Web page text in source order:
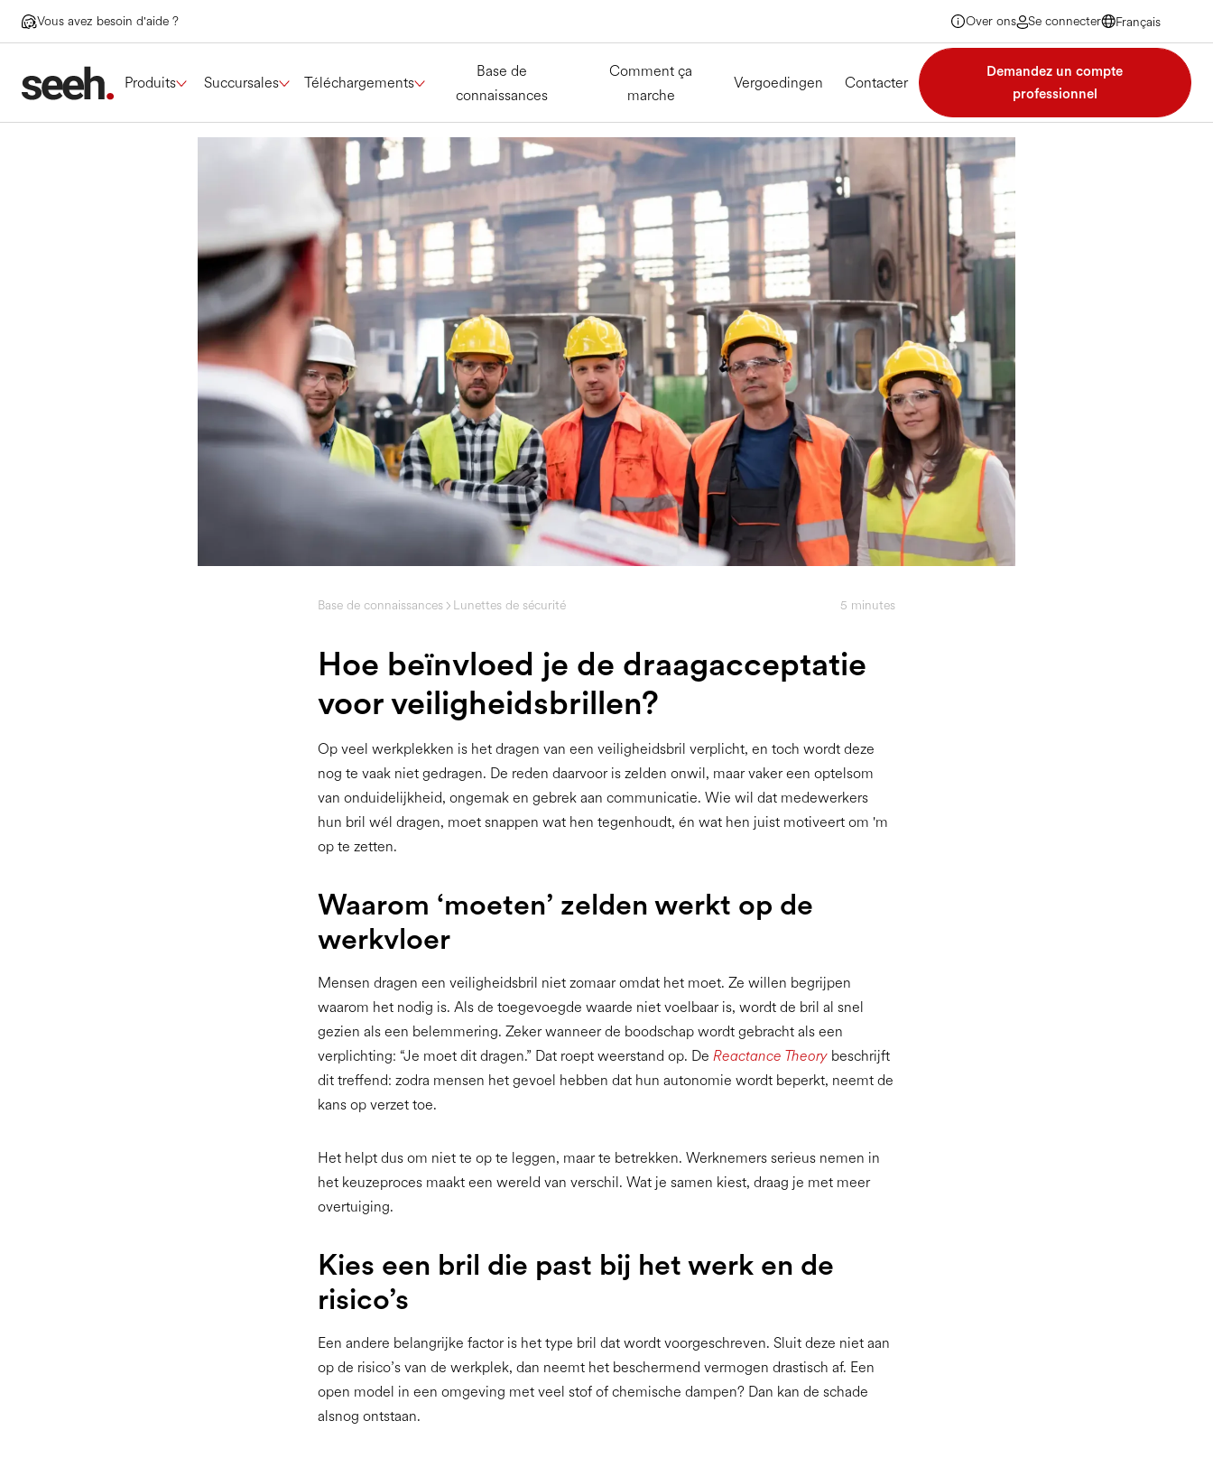
Vous avez besoin d'aide ? Over ons Se connecter
Français
Français
Français
Produits Succursales Téléchargements
Base de
connaissances
Comment ça
marche
Vergoedingen Contacter
Demandez un compte
professionnel
Base de connaissances Lunettes de sécurité 5 minutes
Hoe beïnvloed je de draagacceptatie
voor veiligheidsbrillen?
Op veel werkplekken is het dragen van een veiligheidsbril verplicht, en toch wordt deze
nog te vaak niet gedragen. De reden daarvoor is zelden onwil, maar vaker een optelsom
van onduidelijkheid, ongemak en gebrek aan communicatie. Wie wil dat medewerkers
hun bril wél dragen, moet snappen wat hen tegenhoudt, én wat hen juist motiveert om 'm
op te zetten.
Waarom ‘moeten’ zelden werkt op de
werkvloer
Mensen dragen een veiligheidsbril niet zomaar omdat het moet. Ze willen begrijpen
waarom het nodig is. Als de toegevoegde waarde niet voelbaar is, wordt de bril al snel
gezien als een belemmering. Zeker wanneer de boodschap wordt gebracht als een
verplichting: “Je moet dit dragen.” Dat roept weerstand op. De Reactance Theory beschrijft
dit treffend: zodra mensen het gevoel hebben dat hun autonomie wordt beperkt, neemt de
kans op verzet toe.
Het helpt dus om niet te op te leggen, maar te betrekken. Werknemers serieus nemen in
het keuzeproces maakt een wereld van verschil. Wat je samen kiest, draag je met meer
overtuiging.
Kies een bril die past bij het werk en de
risico’s
Een andere belangrijke factor is het type bril dat wordt voorgeschreven. Sluit deze niet aan
op de risico’s van de werkplek, dan neemt het beschermend vermogen drastisch af. Een
open model in een omgeving met veel stof of chemische dampen? Dan kan de schade
alsnog ontstaan.